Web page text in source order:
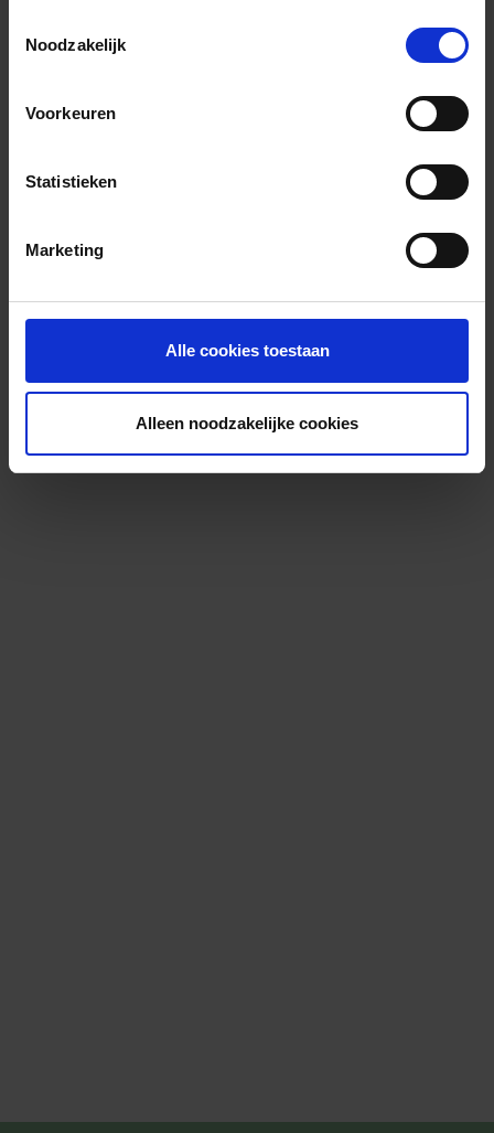
Noodzakelijk
Voorkeuren
Statistieken
Marketing
Alle cookies toestaan
Alleen noodzakelijke cookies